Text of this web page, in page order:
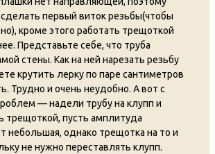
первый виток резьбы(чтобы
кроме этого работать трещоткой
Представьте себе, что труба
стены. Как на ней нарезать резьбу
крутить лерку по паре сантиметров
Трудно и очень неудобно. А вот с
— надели трубу на клупп и
трещоткой, пусть амплитуда
небольшая, однако трещотка на то и
не нужно переставлять клупп.